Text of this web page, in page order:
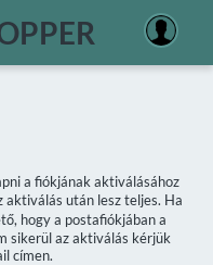
a fiókjának aktiválásához
aktiválás után lesz teljes. Ha
hogy a postafiókjában a
sikerül az aktiválás kérjük
címen.